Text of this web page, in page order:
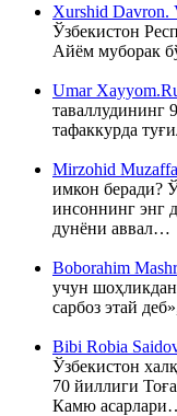
Xurshid Davron.
Ўзбекистон
Айём муборак
Umar
таваллудининг
тафаккурда
Mirzohid
имкон беради?
инсоннинг энг
дунёни аввал…
Boborahim
учун
сарбоз этай
Bibi Robia
Ўзбекистон
70 йиллиги
Камю